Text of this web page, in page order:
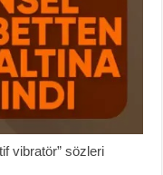
vibratör” sözleri